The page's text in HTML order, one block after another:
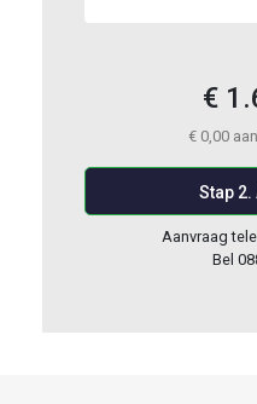
€
€ 0,00
Aanvraag
Bel